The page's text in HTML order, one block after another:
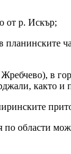
от р. Искър;
в
както
области